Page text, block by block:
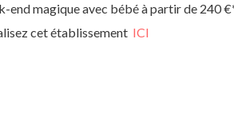
end magique avec bébé à partir de 240
cet établissement ICI